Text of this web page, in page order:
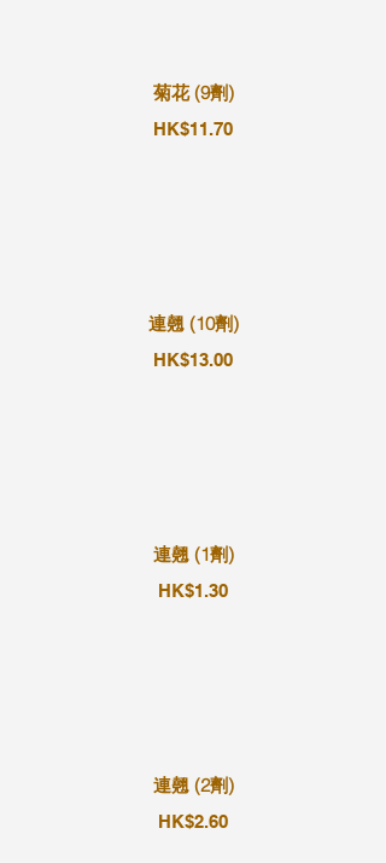
菊花 (9劑)
HK$11.70
連翹 (10劑)
HK$13.00
連翹 (1劑)
HK$1.30
連翹 (2劑)
HK$2.60